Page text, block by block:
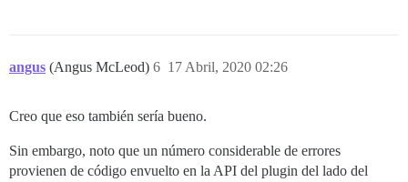
angus (Angus McLeod) 17 Abril, 2020 02:26
6
Creo que eso también sería bueno.
Sin embargo, noto que un número considerable de errores
provienen de código envuelto en la API del plugin del lado del